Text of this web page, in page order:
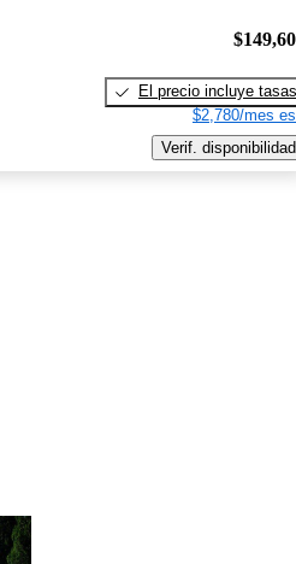
El precio incluye tasas
$2,780/mes
Verif. disponibilidad